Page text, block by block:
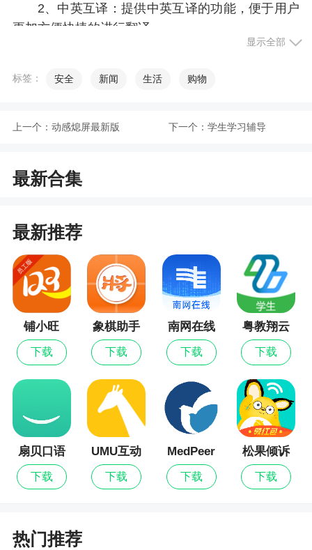
2、中英互译：提供中英互译的功能，便于用户
更加方便快捷的进行翻译
4、相机模式：对着文字进行拍照即可获取优质
1、拍照立即翻译，手机端拍照翻译辅助学习软
言，可以自动生成能编辑的文本模式。拍照立即翻
译还支持语音翻译功能，输入语音内容即可识别并
进行翻译转换，让您出行体验更加便利。需要一款
手机端拍照翻译工具的朋友们可以下载试试哦
2、支持利用手机拍照翻译文字的功能，采用了
先进的OCR（光学字符识别）技术，快速地将图片
中的文字转化为文字信息，并根据选择进行多语言
翻译，实现快捷高效的翻译服务，提供了多种有用
的功能，如文本输入翻译、语音翻译、语音合成等
显示全部
标签： 安全 新闻 生活 购物
上一个： 动感熄屏最新版 下一个： 学生学习辅导
最新合集
最新推荐
铺小旺
下载
象棋助手
下载
南网在线
下载
粤教翔云
数字教材
应用平台
下载
扇贝口语
下载
UMU互动
下载
MedPeer
下载
松果倾诉
下载
热门推荐